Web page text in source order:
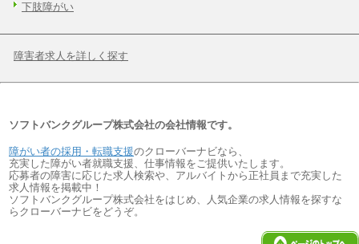
下肢障がい
障害者求人を詳しく探す
ソフトバンクグループ株式会社の会社情報です。
障がい者の採用・転職支援のクローバーナビなら、
充実した障がい者就職支援、仕事情報をご提供いたします。
応募者の障害に応じた求人検索や、アルバイトから正社員まで充実した
求人情報を掲載中！
ソフトバンクグループ株式会社をはじめ、人気企業の求人情報を探すな
らクローバーナビをどうぞ。